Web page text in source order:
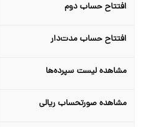
افتتاح حساب دوم
افتتاح حساب مدت‌دار
مشاهده لیست سپرده‌ها
مشاهده صورتحساب ریالی